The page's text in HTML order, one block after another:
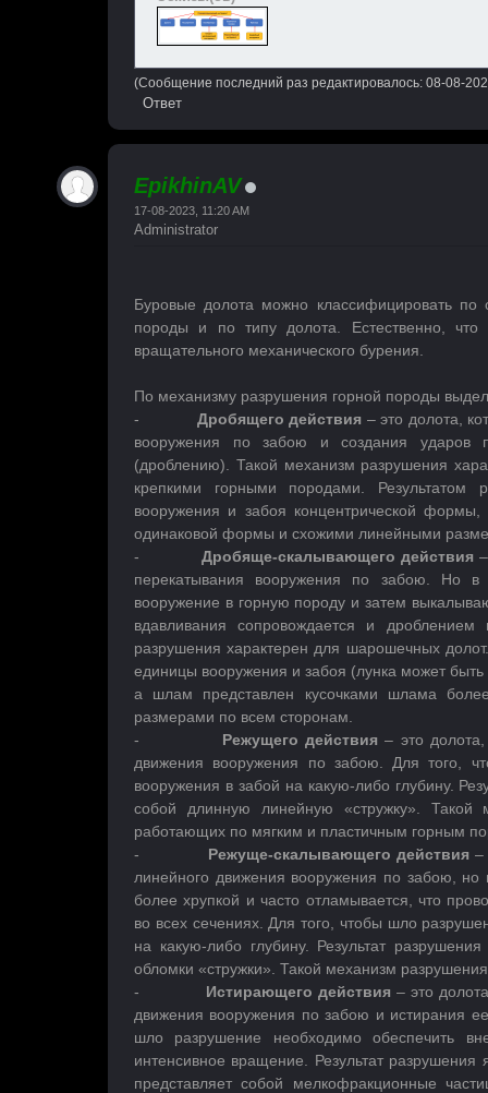
(Сообщение последний раз редактировалось: 08-08-
Ответ
EpikhinAV
17-08-2023, 11:20 AM
Administrator
Буровые долота можно классифицировать
породы и по типу долота. Естественно,
вращательного механического бурения.
По механизму разрушения горной породы
- Дробящего действия – это долота,
вооружения по забою и создания ударов
(дроблению). Такой механизм разрушения
крепкими горными породами. Результатом
вооружения и забоя концентрической
одинаковой формы и схожими линейными
-
Дробяще-скалывающего действия
перекатывания вооружения по забою. Но
вооружение в горную породу и затем
вдавливания сопровождается и
разрушения характерен для шарошечных
единицы вооружения и забоя (лунка может
а шлам представлен кусочками шлама
размерами по всем сторонам.
- Режущего действия – это
движения вооружения по забою. Для того,
вооружения в забой на какую-либо глубину.
собой длинную линейную «стружку». Такой
работающих по мягким и пластичным горным
- Режуще-скалывающего действия–
линейного движения вооружения по забою, но
более хрупкой и часто отламывается, что
во всех сечениях. Для того, чтобы шло
на какую-либо глубину. Результат
обломки «стружки». Такой механизм
- Истирающего действия – это
движения вооружения по забою и истирания
шло разрушение необходимо обеспечить
интенсивное вращение. Результат
представляет собой мелкофракционные